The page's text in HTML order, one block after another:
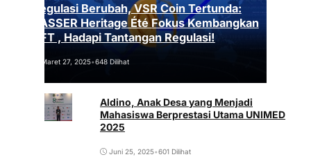
Regulasi Berubah, VSR Coin Tertunda:
VASSER Heritage Été Fokus Kembangkan
NFT , Hadapi Tantangan Regulasi!
Maret 27, 2025•648 Dilihat
Aldino, Anak Desa yang Menjadi
Mahasiswa Berprestasi Utama UNIMED
2025
Juni 25, 2025•601 Dilihat